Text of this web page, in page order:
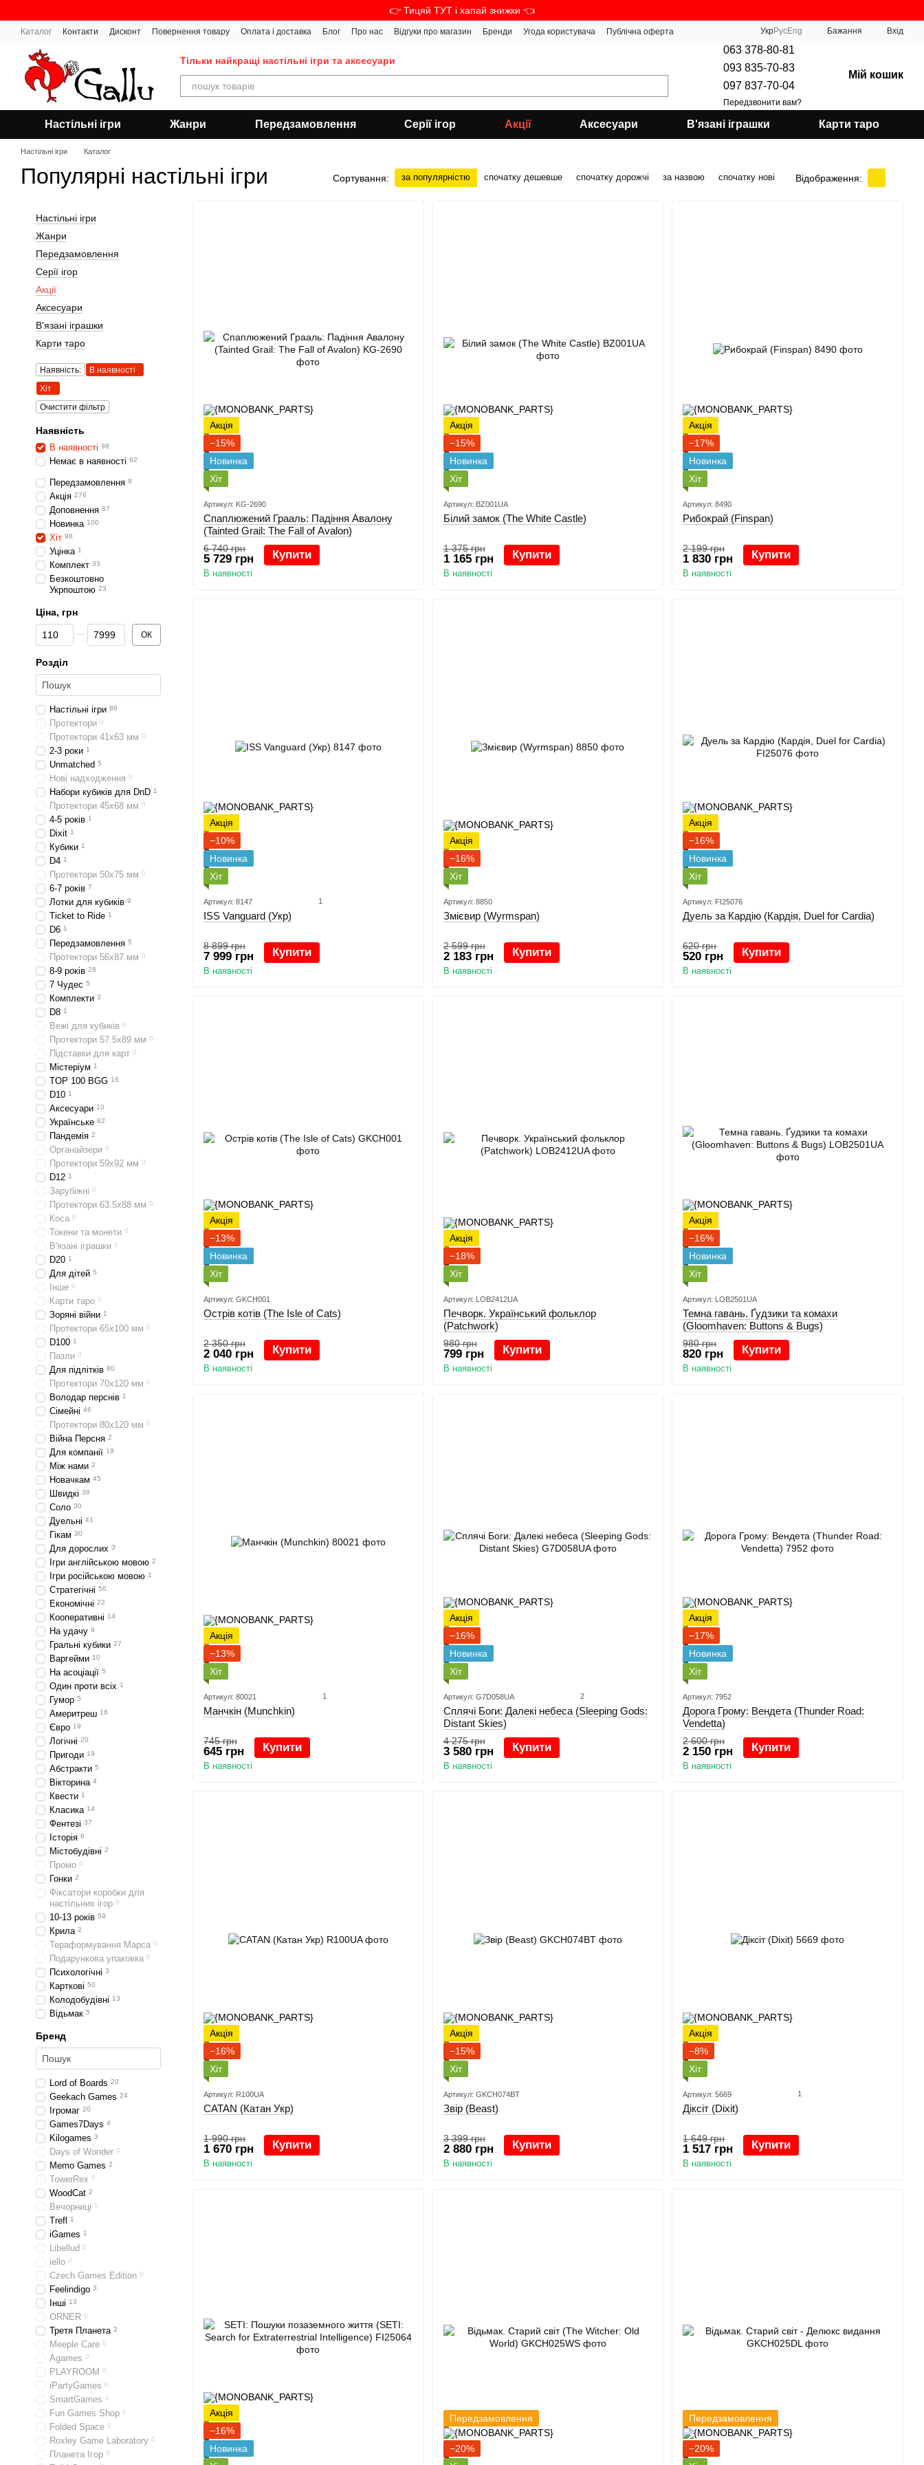
👉 Тицяй ТУТ і хапай знижки 👈
Каталог Контакти Дисконт Повернення товару Оплата і доставка Блог Про нас Відгуки про магазин Бренди Угода користувача Публічна оферта УкрРусEng Бажання Вхід
Тільки найкращі настільні ігри та аксесуари
063 378-80-81
093 835-70-83
097 837-70-04
Передзвонити вам?
Мій кошик
Настільні ігри Жанри Передзамовлення Серії ігор Акції Аксесуари В'язані іграшки Карти таро
Настільні ігри Каталог
Популярні настільні ігри Сортування: за популярністю спочатку дешевше спочатку дорожчі за назвою спочатку нові Відображення:
Акція
−15%
Новинка
Хіт
Артикул: KG-2690
Спаплюжений Грааль: Падіння Авалону
(Tainted Grail: The Fall of Avalon)
6 740 грн
5 729 грн Купити
В наявності
Акція
−15%
Новинка
Хіт
Артикул: BZ001UA
Білий замок (The White Castle)
1 375 грн
1 165 грн Купити
В наявності
Акція
−17%
Новинка
Хіт
Артикул: 8490
Рибокрай (Finspan)
2 199 грн
1 830 грн Купити
В наявності
Акція
−10%
Новинка
Хіт
Артикул: 8147 1
ISS Vanguard (Укр)
8 899 грн
7 999 грн Купити
В наявності
Акція
−16%
Хіт
Артикул: 8850
Змієвир (Wyrmspan)
2 599 грн
2 183 грн Купити
В наявності
Акція
−16%
Новинка
Хіт
Артикул: FI25076
Дуель за Кардію (Кардія, Duel for Cardia)
620 грн
520 грн Купити
В наявності
Акція
−13%
Новинка
Хіт
Артикул: GKCH001
Острів котів (The Isle of Cats)
2 350 грн
2 040 грн Купити
В наявності
Акція
−18%
Хіт
Артикул: LOB2412UA
Печворк. Український фольклор
(Patchwork)
980 грн
799 грн Купити
В наявності
Акція
−16%
Новинка
Хіт
Артикул: LOB2501UA
Темна гавань. Ґудзики та комахи
(Gloomhaven: Buttons & Bugs)
980 грн
820 грн Купити
В наявності
Акція
−13%
Хіт
Артикул: 80021 1
Манчкін (Munchkin)
745 грн
645 грн Купити
В наявності
Акція
−16%
Новинка
Хіт
Артикул: G7D058UA 2
Сплячі Боги: Далекі небеса (Sleeping Gods:
Distant Skies)
4 275 грн
3 580 грн Купити
В наявності
Акція
−17%
Новинка
Хіт
Артикул: 7952
Дорога Грому: Вендета (Thunder Road:
Vendetta)
2 600 грн
2 150 грн Купити
В наявності
Акція
−16%
Хіт
Артикул: R100UA
CATAN (Катан Укр)
1 990 грн
1 670 грн Купити
В наявності
Акція
−15%
Хіт
Артикул: GKCH074BT
Звір (Beast)
3 399 грн
2 880 грн Купити
В наявності
Акція
−8%
Хіт
Артикул: 5669 1
Діксіт (Dixit)
1 649 грн
1 517 грн Купити
В наявності
Акція
−16%
Новинка
Передзамовлення
−20%
Передзамовлення
−20%
Настільні ігри
Жанри
Передзамовлення
Серії ігор
Акції
Аксесуари
В'язані іграшки
Карти таро
Наявність:
В наявності
Хіт
Очистити фільтр
Наявність
В наявності 98
Немає в наявності 62
Передзамовлення 9
Акція 276
Доповнення 87
Новинка 100
Хіт 98
Уцінка 1
Комплект 33
Безкоштовно
Укрпоштою 23
Ціна, грн
Від Ціна, грн
До Ціна, грн ОК
Розділ
Настільні ігри 86
Протектори 0
Протектори 41x63 мм 0
2-3 роки 1
Unmatched 5
Нові надходження 0
Набори кубиків для DnD 1
Протектори 45x68 мм 0
4-5 років 1
Dixit 1
Кубики 1
D4 1
Протектори 50x75 мм 0
6-7 років 7
Лотки для кубиків 9
Ticket to Ride 1
D6 1
Передзамовлення 5
Протектори 56x87 мм 0
8-9 років 28
7 Чудес 5
Комплекти 3
D8 1
Вежі для кубиків 0
Протектори 57.5x89 мм 0
Підставки для карт 0
Містеріум 1
TOP 100 BGG 16
D10 1
Аксесуари 10
Українське 82
Пандемія 2
Органайзери 0
Протектори 59x92 мм 0
D12 1
Зарубіжні 0
Протектори 63.5x88 мм 0
Коса 0
Токени та монети 0
В'язані іграшки 0
D20 1
Для дітей 5
Інше 0
Карти таро 0
Зоряні війни 1
Протектори 65x100 мм 0
D100 1
Пазли 0
Для підлітків 80
Протектори 70x120 мм 0
Володар перснів 1
Сімейні 46
Протектори 80x120 мм 0
Війна Персня 2
Для компанії 19
Між нами 2
Новачкам 45
Швидкі 38
Соло 30
Дуельні 41
Гікам 30
Для дорослих 3
Ігри англійською мовою 2
Ігри російською мовою 1
Стратегічні 56
Економічні 22
Кооперативні 14
На удачу 9
Гральні кубики 27
Варгейми 10
На асоціації 5
Один проти всіх 1
Гумор 5
Америтреш 16
Євро 19
Логічні 20
Пригоди 19
Абстракти 5
Вікторина 4
Квести 1
Класика 14
Фентезі 37
Історія 6
Містобудівні 2
Промо 0
Гонки 2
Фіксатори коробки для
настільних ігор 0
10-13 років 59
Крила 2
Тераформування Марса 0
Подарункова упаковка 0
Психологічні 3
Карткові 50
Колодобудівні 13
Відьмак 5
Бренд
Lord of Boards 20
Geekach Games 24
Ігромаг 20
Games7Days 4
Kilogames 3
Days of Wonder 0
Memo Games 2
TowerRex 0
WoodCat 2
Вечорниці 0
Trefl 1
iGames 1
Libellud 0
iello 0
Czech Games Edition 0
Feelindigo 3
Інші 13
ORNER 0
Третя Планета 2
Meeple Care 0
Agames 0
PLAYROOM 0
iPartyGames 0
SmartGames 0
Fun Games Shop 0
Folded Space 0
Roxley Game Laboratory 0
Планета Ігор 0